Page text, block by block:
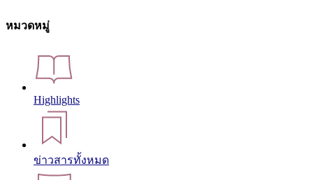
หมวดหมู่
Highlights
ข่าวสารทั้งหมด